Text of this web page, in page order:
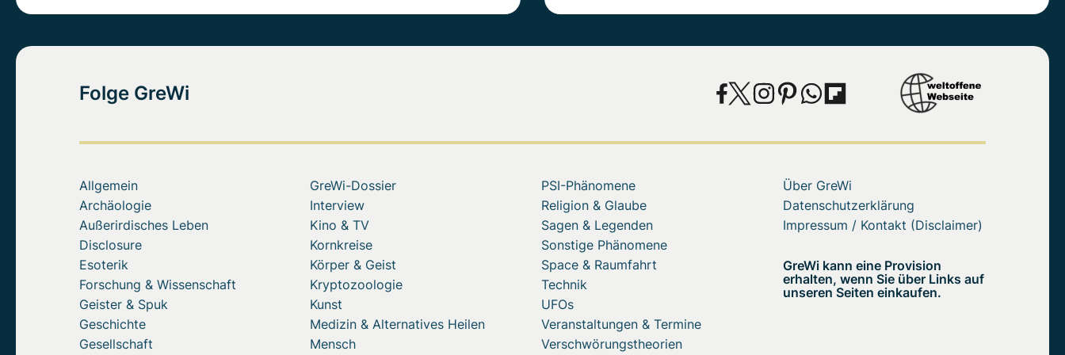
Folge GreWi
Allgemein
Archäologie
Außerirdisches Leben
Disclosure
Esoterik
Forschung & Wissenschaft
Geister & Spuk
Geschichte
Gesellschaft
GreWi-Dossier
Interview
Kino & TV
Kornkreise
Körper & Geist
Kryptozoologie
Kunst
Medizin & Alternatives Heilen
Mensch
PSI-Phänomene
Religion & Glaube
Sagen & Legenden
Sonstige Phänomene
Space & Raumfahrt
Technik
UFOs
Veranstaltungen & Termine
Verschwörungstheorien
Über GreWi
Datenschutzerklärung
Impressum / Kontakt (Disclaimer)
GreWi kann eine Provision
erhalten, wenn Sie über Links auf
unseren Seiten einkaufen.